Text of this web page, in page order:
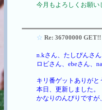
今月もよろしくお願い
☆ Re: 36700000
n.kさん、たしぴんさ
ロビさん、ebeさん、
キリ番ゲットありがと
本日、更新しました。
かなりのんびりですが